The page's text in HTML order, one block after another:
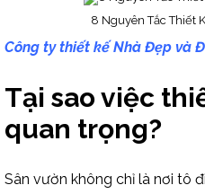
8 Nguyên Tắc Thiết
Công ty thiết kế Nhà Đẹp và
Tại sao việc
quan trọng?
Sân vườn không chỉ là nơi tô